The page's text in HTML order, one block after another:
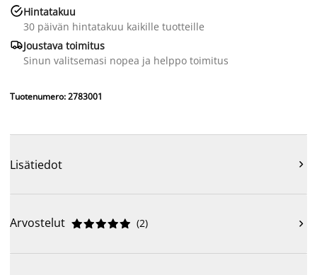
Hintatakuu
30 päivän hintatakuu kaikille tuotteille
Joustava toimitus
Sinun valitsemasi nopea ja helppo toimitus
Tuotenumero: 2783001
Lisätiedot 
Arvostelut 




 (2) 